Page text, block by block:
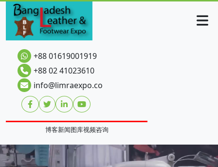
+88 01619001919
+88 02 41023610
info@limraexpo.co
博客新闻图库视频咨询